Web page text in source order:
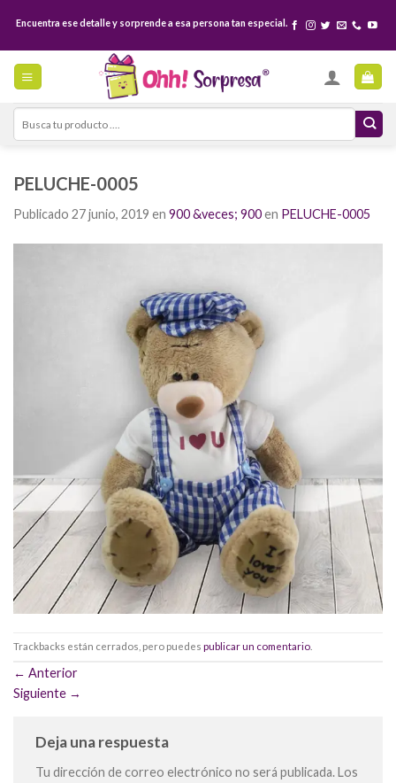
content
Encuentra ese detalle y sorprende a esa persona tan especial.
Search
for:
PELUCHE-0005
Publicado 27 junio, 2019 en 900 &veces; 900en PELUCHE-0005
Trackbacks están cerrados, pero puedes publicar un comentario
← Anterior
Siguiente →
Deja una respuesta
Tu dirección de correo electrónico no será publicada.Los